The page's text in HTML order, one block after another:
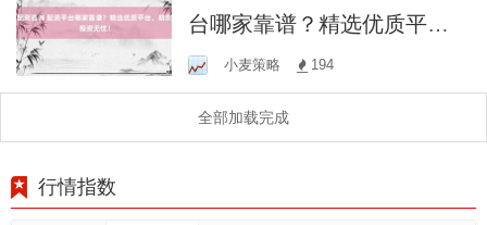
台哪家靠谱？精选优质平
台，助您投资无忧！
小麦策略 194
全部加载完成
行情指数